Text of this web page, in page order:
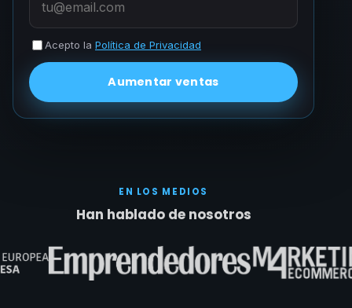
Acepto la Política de Privacidad
Aumentar ventas
EN LOS MEDIOS
Han hablado de nosotros